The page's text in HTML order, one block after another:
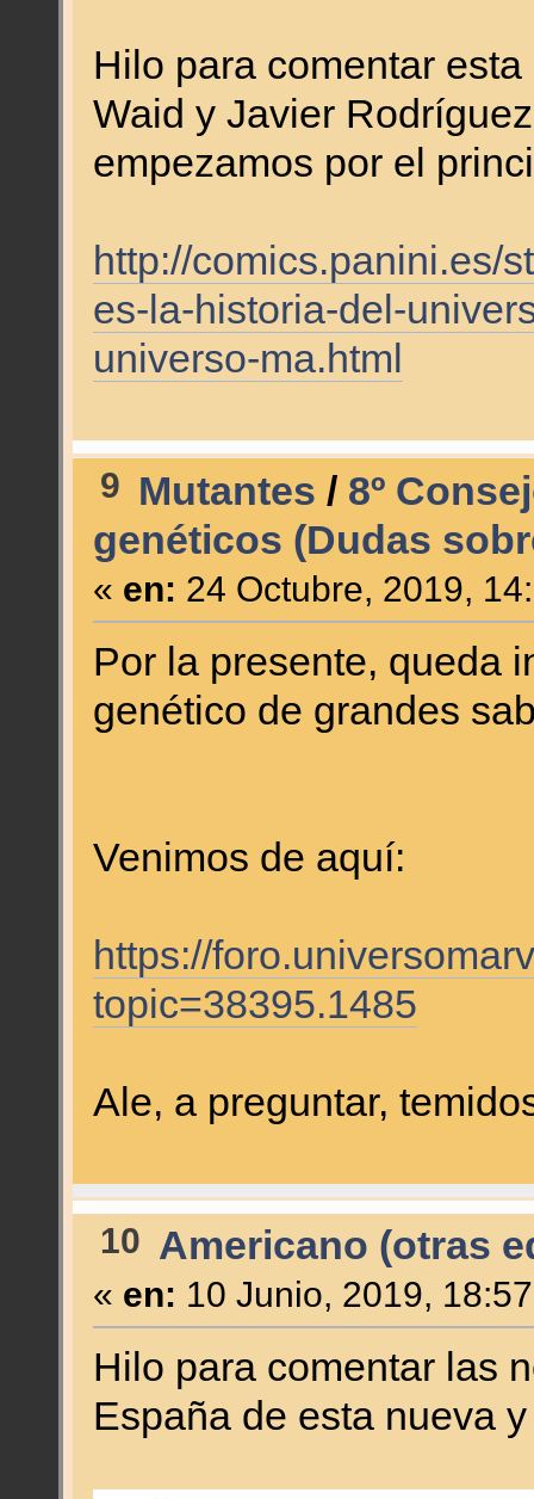
Hilo para comentar
Waid y Javier
empezamos por el
http://comics.panini.es/
es-la-historia-del-
universo-ma.html
9 Mutantes / 8º
genéticos (Dudas
« en: 24 Octubre, 2019,
Por la presente, queda
genético de grandes
Venimos de aquí:
https://
topic=38395.1485
Ale, a preguntar,
10 Americano (otras
« en: 10 Junio, 2019,
Hilo para comentar las
España de esta nueva